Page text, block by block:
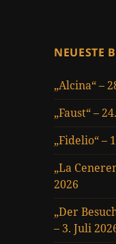
NEUESTE
„Alcina“ –
„Faust“ –
„Fidelio“ –
„La
2026
„Der
– 3. Juli